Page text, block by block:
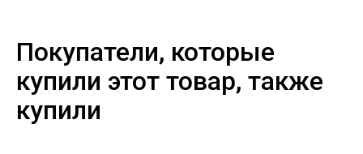
Покупатели, которые
купили этот товар, также
купили